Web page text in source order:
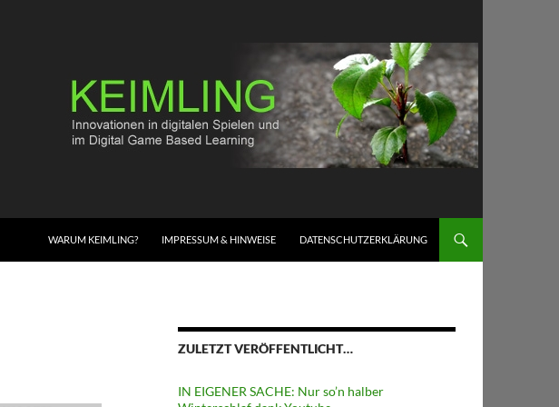
WARUM KEIMLING? IMPRESSUM & HINWEISE DATENSCHUTZERKLÄRUNG
ZULETZT VERÖFFENTLICHT…
IN EIGENER SACHE: Nur so’n halber